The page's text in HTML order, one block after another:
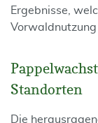
Ergebnisse,
Standorten
Die